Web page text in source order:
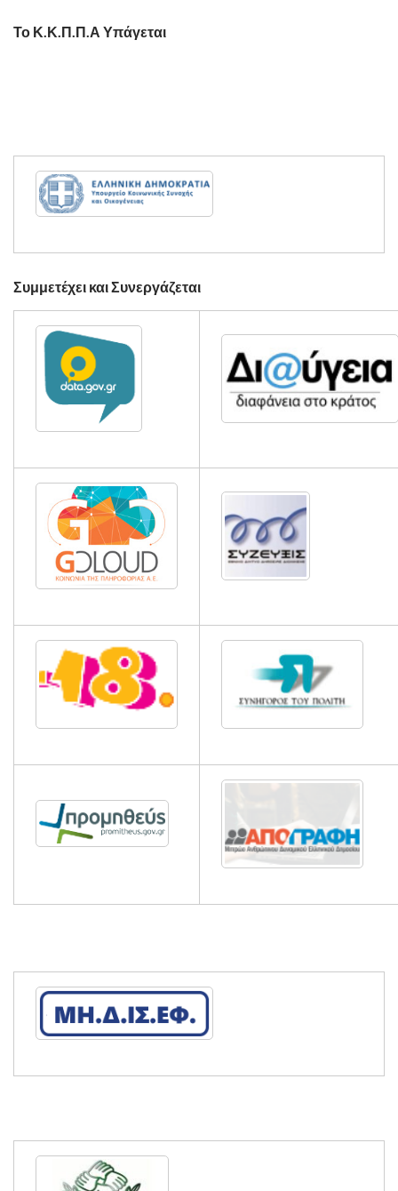
Το Κ.Κ.Π.Π.Α Υπάγεται
Συμμετέχει και Συνεργάζεται